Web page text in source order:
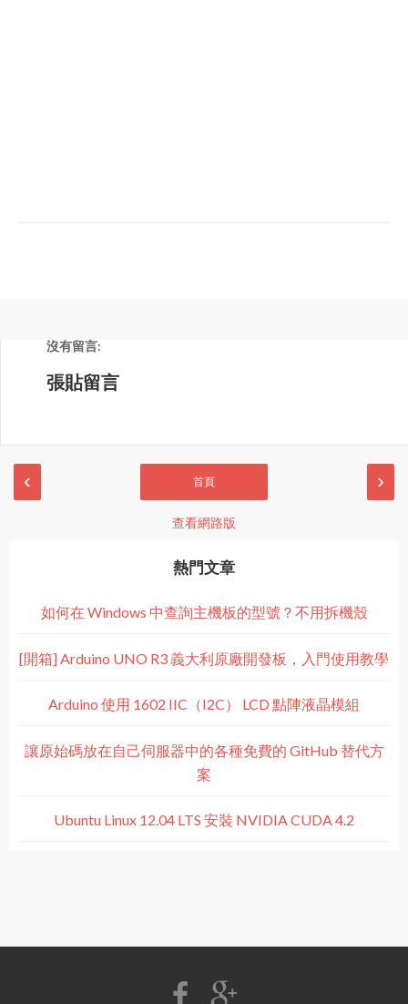
沒有留言:
張貼留言
‹ ›
首頁
查看網路版
熱門文章
如何在 Windows 中查詢主機板的型號？不用拆機殼
[開箱] Arduino UNO R3 義大利原廠開發板，入門使用教學
Arduino 使用 1602 IIC（I2C） LCD 點陣液晶模組
讓原始碼放在自己伺服器中的各種免費的 GitHub 替代方
案
Ubuntu Linux 12.04 LTS 安裝 NVIDIA CUDA 4.2